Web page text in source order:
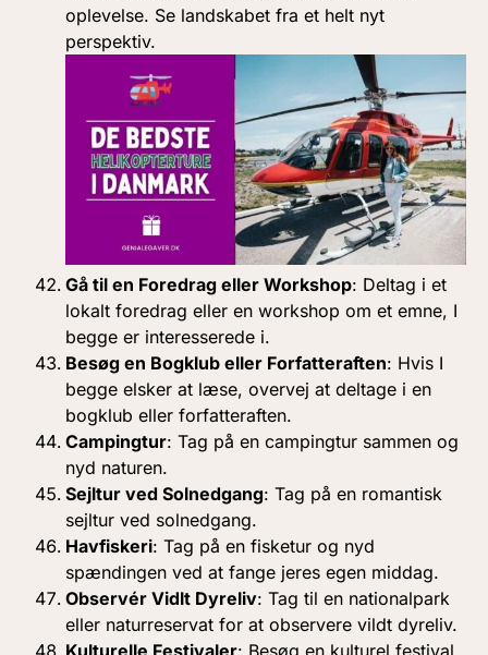
oplevelse. Se landskabet fra et helt nyt
perspektiv.
Gå til en Foredrag eller Workshop: Deltag i et
lokalt foredrag eller en workshop om et emne, I
begge er interesserede i.
Besøg en Bogklub eller Forfatteraften: Hvis I
begge elsker at læse, overvej at deltage i en
bogklub eller forfatteraften.
Campingtur: Tag på en campingtur sammen og
nyd naturen.
Sejltur ved Solnedgang: Tag på en romantisk
sejltur ved solnedgang.
Havfiskeri: Tag på en fisketur og nyd
spændingen ved at fange jeres egen middag.
Observér Vidlt Dyreliv: Tag til en nationalpark
eller naturreservat for at observere vildt dyreliv.
Kulturelle Festivaler: Besøg en kulturel festival